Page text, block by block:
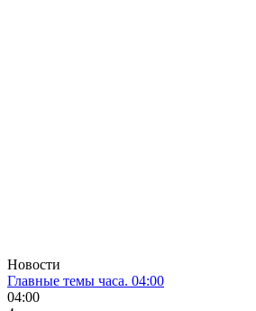
Новости
Главные темы часа. 04:00
04:00